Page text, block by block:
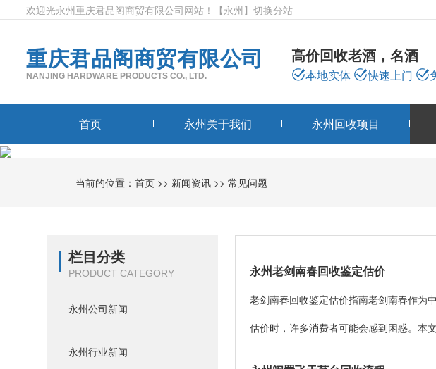
欢迎光永州重庆君品阁商贸有限公司网站！ 【永州】 切换分站
重庆君品阁商贸有限公司
NANJING HARDWARE PRODUCTS CO., LTD.
高价回收老酒，名酒
本地实体 快速上门
首页 永州关于我们 永州回收项目
当前的位置：首页 >> 新闻资讯 >>常见问题
栏目分类
PRODUCT CATEGORY
永州公司新闻
永州行业新闻
永州老剑南春回收鉴定估价
老剑南春回收鉴定估价指南老剑南春作为
估价时，许多消费者可能会感到困惑。本